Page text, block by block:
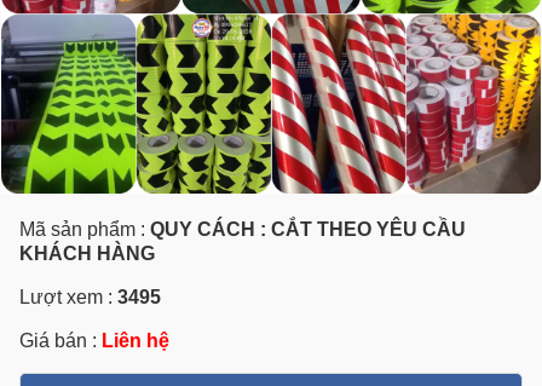
Mã sản phẩm : QUY CÁCH : CẮT THEO YÊU CẦU
KHÁCH HÀNG
Lượt xem : 3495
Giá bán : Liên hệ